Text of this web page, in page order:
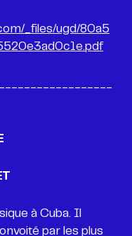
_files/ugd/80a5
à Cuba. Il
par les plus